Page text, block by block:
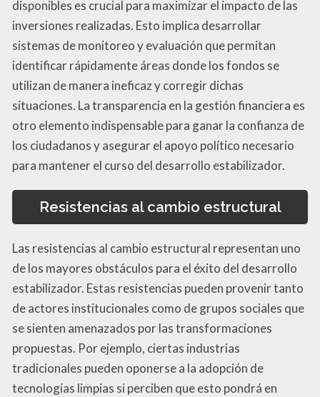
disponibles es crucial para maximizar el impacto de las
inversiones realizadas. Esto implica desarrollar
sistemas de monitoreo y evaluación que permitan
identificar rápidamente áreas donde los fondos se
utilizan de manera ineficaz y corregir dichas
situaciones. La transparencia en la gestión financiera es
otro elemento indispensable para ganar la confianza de
los ciudadanos y asegurar el apoyo político necesario
para mantener el curso del desarrollo estabilizador.
Resistencias al cambio estructural
Las resistencias al cambio estructural representan uno
de los mayores obstáculos para el éxito del desarrollo
estabilizador. Estas resistencias pueden provenir tanto
de actores institucionales como de grupos sociales que
se sienten amenazados por las transformaciones
propuestas. Por ejemplo, ciertas industrias
tradicionales pueden oponerse a la adopción de
tecnologías limpias si perciben que esto pondrá en